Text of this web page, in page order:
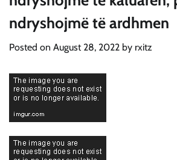
ndryshojmë të ardhmen
Posted on August 28, 2022 by rxitz